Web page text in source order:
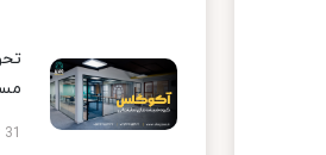
31 تیر 1405